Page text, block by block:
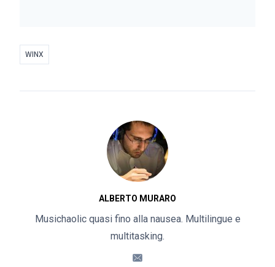
WINX
ALBERTO MURARO
Musichaolic quasi fino alla nausea. Multilingue e
multitasking.